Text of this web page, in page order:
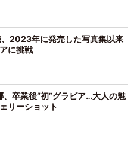
、2023年に発売した写真集以来
に挑戦
、卒業後“初”グラビア…大人の魅
リーショット